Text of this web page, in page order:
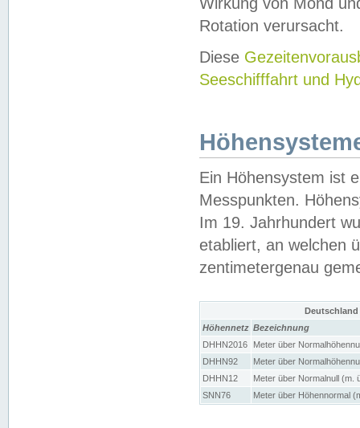
Rotation verursacht.
Diese
Seeschifffahrt und
Ein Höhensystem ist
Messpunkten.
Im 19. Jahrhundert
etabliert, an welchen
zentimetergenau
Höhennetz Bezeichnung
DHHN2016
Meter über
DHHN92
Meter über
DHHN12
Meter über Normalnull (m.
SNN76
Meter über Höhennormal